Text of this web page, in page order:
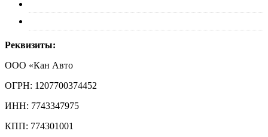
Реквизиты:
ООО «Кан Авто
ОГРН: 1207700374452
ИНН: 7743347975
КПП: 774301001